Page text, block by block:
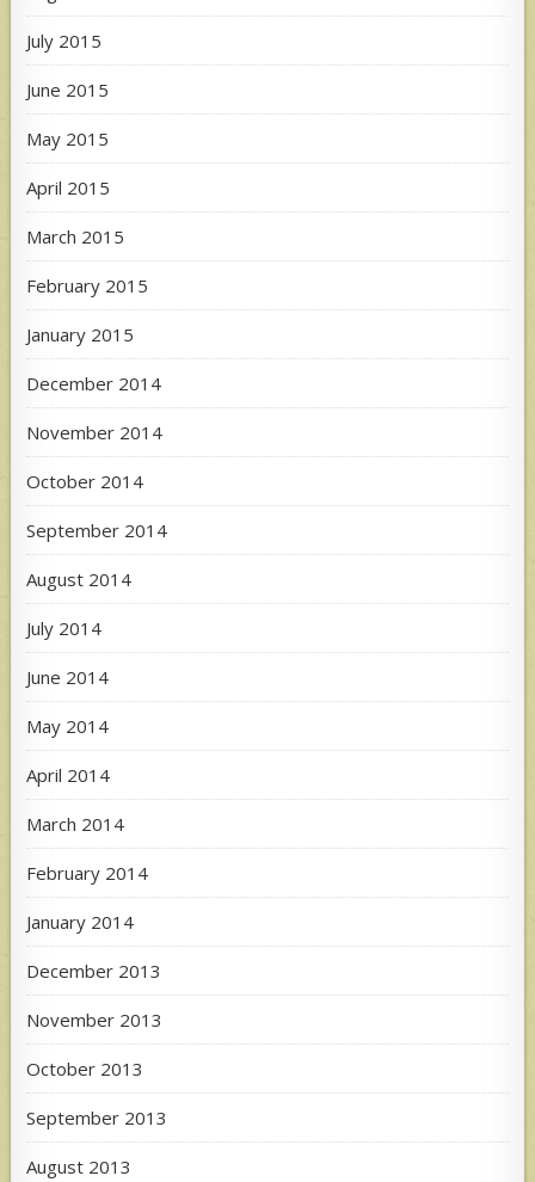
July 2015
June 2015
May 2015
April 2015
March 2015
February 2015
January 2015
December 2014
November 2014
October 2014
September 2014
August 2014
July 2014
June 2014
May 2014
April 2014
March 2014
February 2014
January 2014
December 2013
November 2013
October 2013
September 2013
August 2013